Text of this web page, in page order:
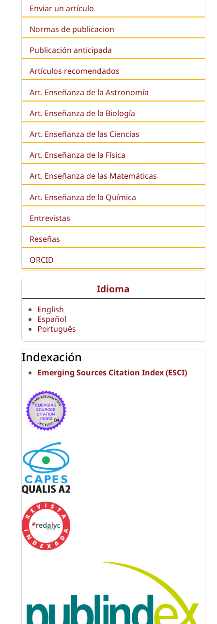
Enviar un artículo
Normas de publicacion
Publicación anticipada
Artículos recomendados
Art. Enseñanza de la Astronomía
Art. Enseñanza de la Biología
Art. Enseñanza de las Ciencias
Art. Enseñanza de la Física
Art. Enseñanza de las Matemáticas
Art. Enseñanza de la Química
Entrevistas
Reseñas
ORCID
Idioma
English
Español
Português
Indexación
Emerging Sources Citation Index (ESCI)